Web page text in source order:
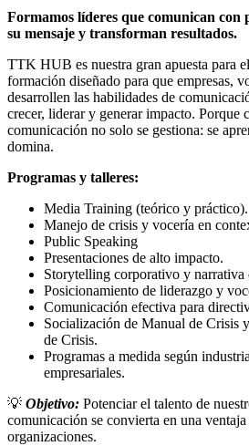
Formamos líderes que comunican con
su mensaje y transforman resultados.
TTK HUB es nuestra gran apuesta para
formación diseñado para que empresas,
desarrollen las habilidades de
crecer, liderar y generar impacto. Porque
comunicación no solo se gestiona: se
domina.
Programas y talleres:
Media Training (teórico y práctico).
Manejo de crisis y vocería en
Public Speaking
Presentaciones de alto impacto.
Storytelling corporativo y narrativa
Posicionamiento de liderazgo y
Comunicación efectiva para
Socialización de Manual de Crisis
de Crisis.
Programas a medida según
empresariales.
💡 Objetivo: Potenciar el talento de
comunicación se convierta en una
organizaciones.